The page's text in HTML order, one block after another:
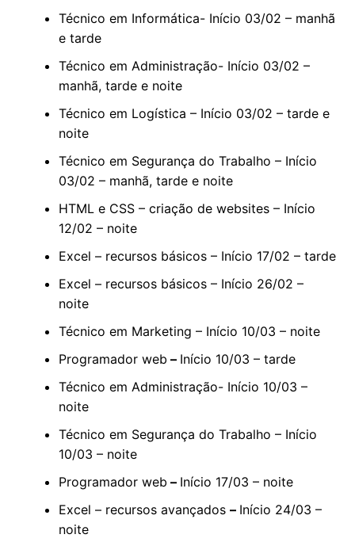
Técnico em Informática- Início 03/02 – manhã
e tarde
Técnico em Administração- Início 03/02 –
manhã, tarde e noite
Técnico em Logística – Início 03/02 – tarde e
noite
Técnico em Segurança do Trabalho – Início
03/02 – manhã, tarde e noite
HTML e CSS – criação de websites – Início
12/02 – noite
Excel – recursos básicos – Início 17/02 – tarde
Excel – recursos básicos – Início 26/02 –
noite
Técnico em Marketing – Início 10/03 – noite
Programador web – Início 10/03 – tarde
Técnico em Administração- Início 10/03 –
noite
Técnico em Segurança do Trabalho – Início
10/03 – noite
Programador web – Início 17/03 – noite
Excel – recursos avançados – Início 24/03 –
noite